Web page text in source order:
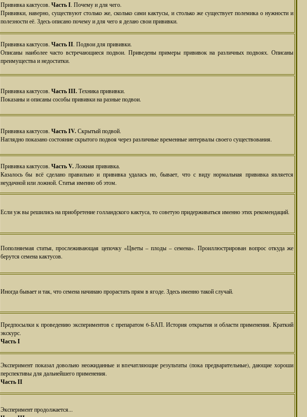
Прививка кактусов. Часть I. Почему и для чего.
Прививки, наверно, существуют столько же, сколько сами кактусы, и столько же существует полемика о нужности и
полезности её. Здесь описано почему и для чего я делаю свои прививки.
Прививка кактусов. Часть II. Подвои для прививки.
Описаны наиболее часто встречающиеся подвои. Приведены примеры прививок на различных подвоях. Описаны
преимущества и недостатки.
Прививка кактусов. Часть III.Техника прививки.
Показаны и описаны сособы прививки на разные подвои.
Прививка кактусов. Часть IV.Скрытый подвой.
Наглядно показано состояние скрытого подвоя через различные временные интервалы своего существования.
Прививка кактусов. Часть V.Ложная прививка.
Казалось бы всё сделано правильно и прививка удалась но, бывает, что с виду нормальная прививка является
неудачной или ложной. Статья именно об этом.
Если уж вы решились на приобретение голландского кактуса, то советую придерживаться именно этих рекомендаций.
Пополняемая статья, прослеживающая цепочку «Цветы – плоды – семена». Проиллюстрирован вопрос откуда же
берутся семена кактусов.
Иногда бывает и так, что семена начинаю прорастать прям в ягоде. Здесь именно такой случай.
Предпосылки к проведению экспериментов с препаратом 6-БАП. История открытия и области применения. Краткий
экскурс.
Часть I
Эксперимент показал довольно неожиданные и впечатляющие результаты (пока предварительные), дающие хороши
перспективы для дальнейшего применения.
Часть II
Эксперимент продолжается...